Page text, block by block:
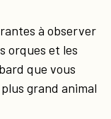
à observer
orques et les
que vous
grand animal